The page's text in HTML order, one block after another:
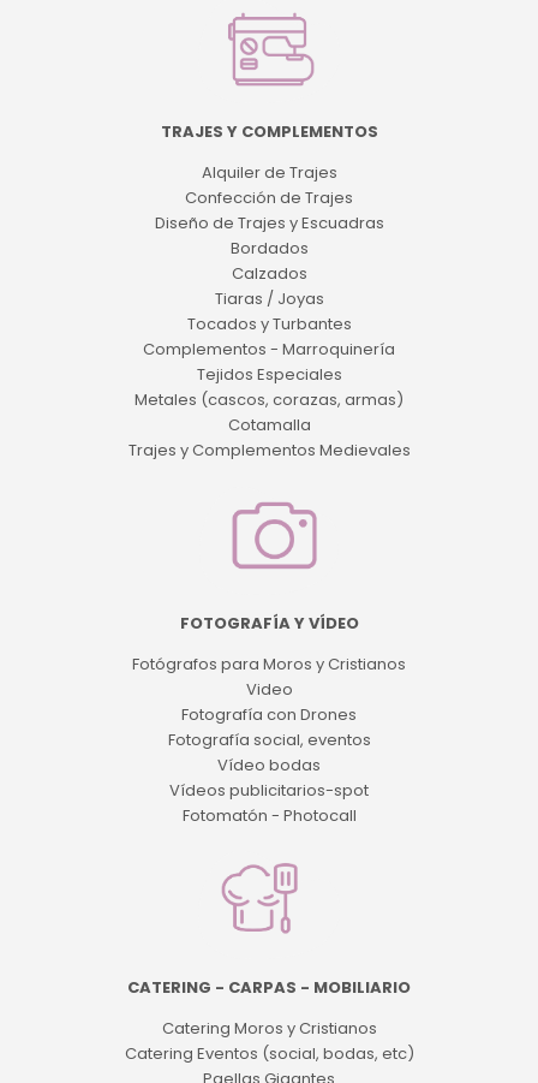
TRAJES Y COMPLEMENTOS
Alquiler de Trajes
Confección de Trajes
Diseño de Trajes y Escuadras
Bordados
Calzados
Tiaras / Joyas
Tocados y Turbantes
Complementos - Marroquinería
Tejidos Especiales
Metales (cascos, corazas, armas)
Cotamalla
Trajes y Complementos Medievales
FOTOGRAFÍA Y VÍDEO
Fotógrafos para Moros y Cristianos
Video
Fotografía con Drones
Fotografía social, eventos
Vídeo bodas
Vídeos publicitarios-spot
Fotomatón - Photocall
CATERING - CARPAS - MOBILIARIO
Catering Moros y Cristianos
Catering Eventos (social, bodas, etc)